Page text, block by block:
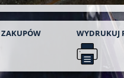
ZAKUPÓW WYDRUKUJ